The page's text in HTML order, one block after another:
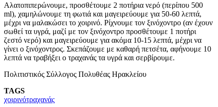
Αλατοπιπερώνουμε, προσθέτουμε 2 ποτήρια νερό (περίπου 500
ml), χαμηλώνουμε τη φωτιά και μαγειρεύουμε για 50-60 λεπτά,
μέχρι να μαλακώσει το χοιρινό. Ρίχνουμε τον ξινόχοντρο (αν έχουν
σωθεί τα υγρά, μαζί με τον ξινόχοντρο προσθέτουμε 1 ποτήρι
ζεστό νερό) και μαγειρεύουμε για ακόμα 10-15 λεπτά, μέχρι να
γίνει ο ξινόχοντρος. Σκεπάζουμε με καθαρή πετσέτα, αφήνουμε 10
λεπτά να τραβήξει ο τραχανάς τα υγρά και σερβίρουμε.
Πολιτιστικός Σύλλογος Πολυθέας Ηρακλείου
TAGS
χοιρινότραχανάς